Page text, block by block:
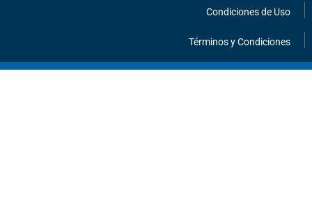
Condiciones de Uso
Términos y Condiciones